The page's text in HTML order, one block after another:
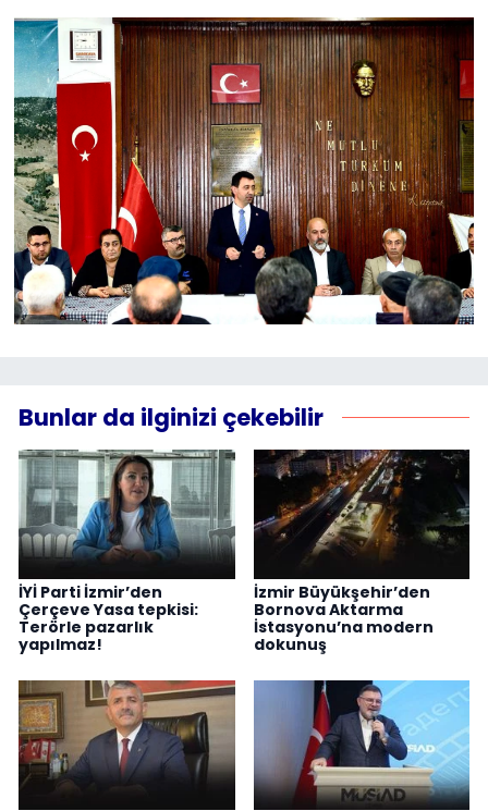
Bunlar da ilginizi çekebilir
İYİ Parti İzmir’den
Çerçeve Yasa tepkisi:
Terörle pazarlık
yapılmaz!
İzmir Büyükşehir’den
Bornova Aktarma
İstasyonu’na modern
dokunuş